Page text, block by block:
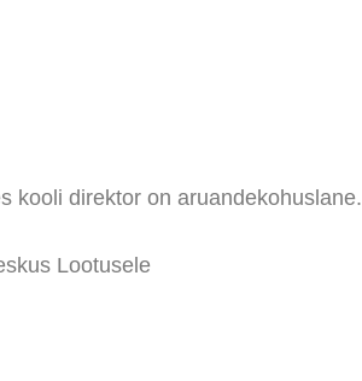
kooli direktor on aruandekohuslane.
Lootusele